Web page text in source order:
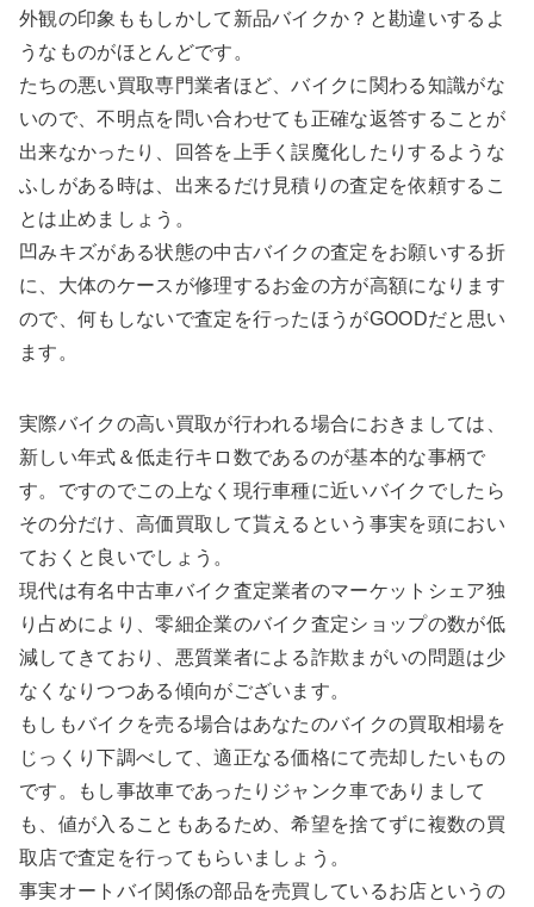
外観の印象ももしかして新品バイクか？と勘違いするよ
うなものがほとんどです。
たちの悪い買取専門業者ほど、バイクに関わる知識がな
いので、不明点を問い合わせても正確な返答することが
出来なかったり、回答を上手く誤魔化したりするような
ふしがある時は、出来るだけ見積りの査定を依頼するこ
とは止めましょう。
凹みキズがある状態の中古バイクの査定をお願いする折
に、大体のケースが修理するお金の方が高額になります
ので、何もしないで査定を行ったほうがGOODだと思い
ます。
実際バイクの高い買取が行われる場合におきましては、
新しい年式＆低走行キロ数であるのが基本的な事柄で
す。ですのでこの上なく現行車種に近いバイクでしたら
その分だけ、高価買取して貰えるという事実を頭におい
ておくと良いでしょう。
現代は有名中古車バイク査定業者のマーケットシェア独
り占めにより、零細企業のバイク査定ショップの数が低
減してきており、悪質業者による詐欺まがいの問題は少
なくなりつつある傾向がございます。
もしもバイクを売る場合はあなたのバイクの買取相場を
じっくり下調べして、適正なる価格にて売却したいもの
です。もし事故車であったりジャンク車でありまして
も、値が入ることもあるため、希望を捨てずに複数の買
取店で査定を行ってもらいましょう。
事実オートバイ関係の部品を売買しているお店というの